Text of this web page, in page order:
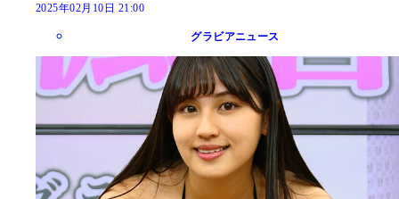
2025年02月10日 21:00
グラビアニュース